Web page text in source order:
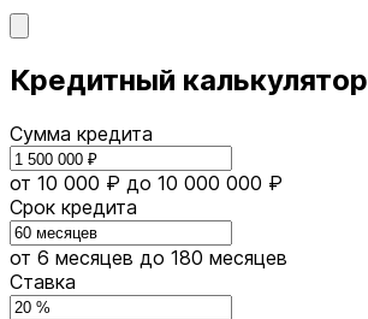
Кредитный калькулятор
Сумма кредита
от 10 000 ₽ до 10 000 000 ₽
Срок кредита
от 6 месяцев до 180 месяцев
Ставка